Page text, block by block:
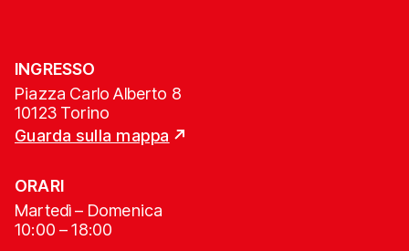
INGRESSO
Piazza Carlo Alberto 8
10123 Torino
Guarda sulla mappa
ORARI
Martedì – Domenica
10:00 – 18:00